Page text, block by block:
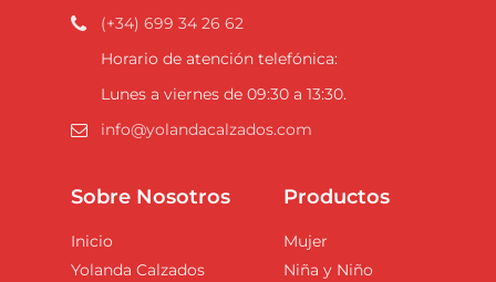
(+34) 699 34 26 62
Horario de atención telefónica:
Lunes a viernes de 09:30 a 13:30.
info@yolandacalzados.com
Sobre Nosotros
Inicio
Yolanda Calzados
Productos
Mujer
Niña y Niño